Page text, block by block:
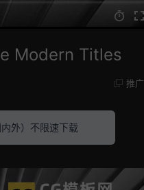
Modern Titles
推广
外）不限速下载